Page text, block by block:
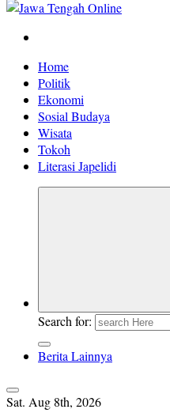
Berita Jawa Tengah Terbaru dan
Home
Politik
Ekonomi
Sosial Budaya
Wisata
Tokoh
Literasi Japelidi
Search for:
Berita Lainnya
Sat. Aug 8th, 2026